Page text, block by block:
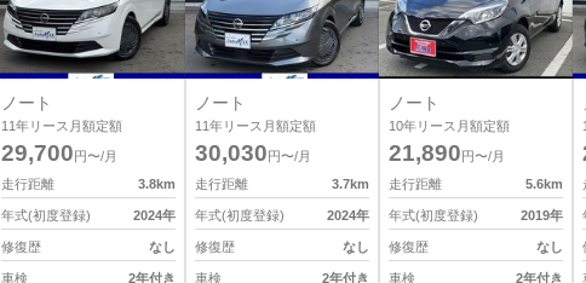
ノート
11年リース月額定額
29,700 円〜/月
走行距離
3.8km
年式(初度登録) 2024年
修復歴 なし
車検 2年付き
ノート
11年リース月額定額
30,030 円〜/月
走行距離
3.7km
年式(初度登録) 2024年
修復歴 なし
車検 2年付き
ノート
10年リース月額定額
21,890 円〜/月
走行距離
5.6km
年式(初度登録) 2019年
修復歴 なし
車検 2年付き